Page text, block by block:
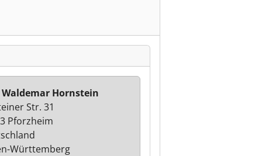
Hornstein
Str. 31
Pforzheim
Württemberg